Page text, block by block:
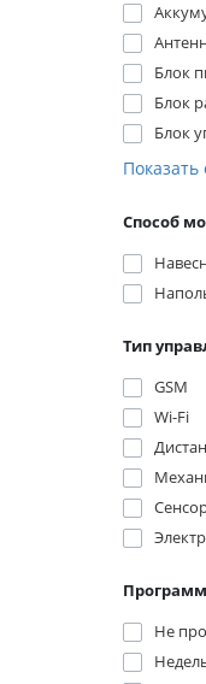
Блок
Блок
Блок
Способ
Тип
GSM
Wi-Fi
Не